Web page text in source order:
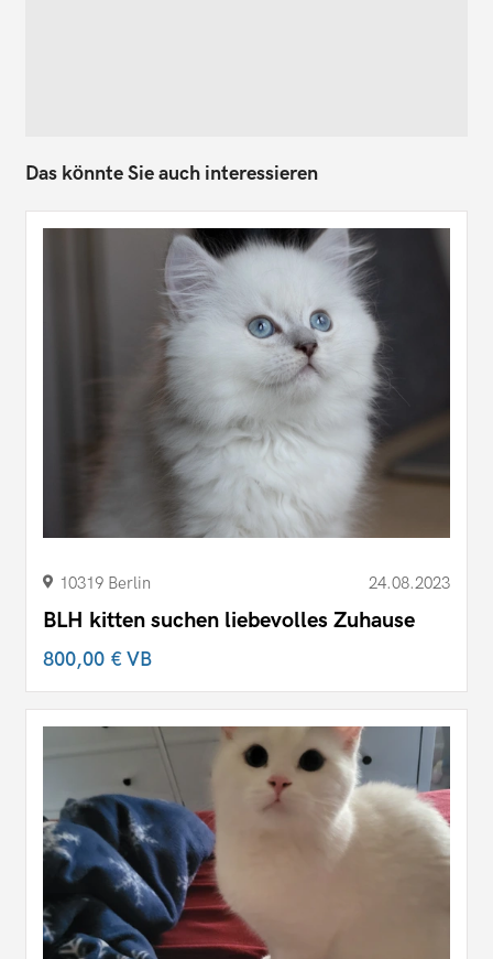
Das könnte Sie auch interessieren
10319 Berlin 24.08.2023
BLH kitten suchen liebevolles Zuhause
800,00 €VB